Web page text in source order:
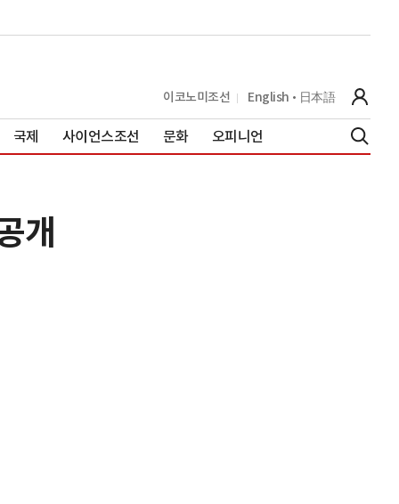
이코노미조선 English 日本語
국제 사이언스조선 문화 오피니언
개